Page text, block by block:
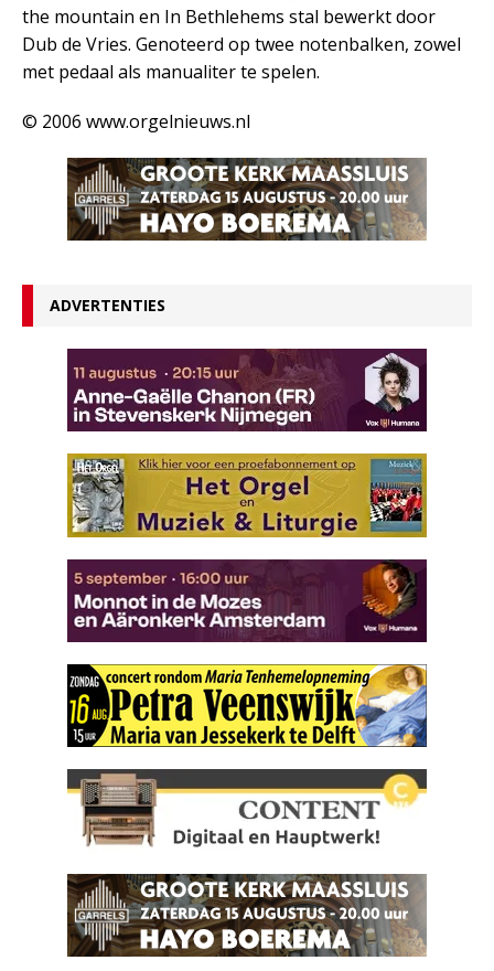
the mountain en In Bethlehems stal bewerkt door
Dub de Vries. Genoteerd op twee notenbalken, zowel
met pedaal als manualiter te spelen.
© 2006 www.orgelnieuws.nl
ADVERTENTIES